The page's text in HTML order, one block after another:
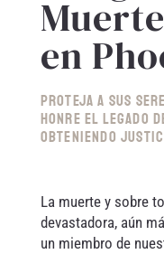
en
Proteja a sus
honre el legado
obteniendo
La muerte y sobre
devastadora, aún
un miembro de